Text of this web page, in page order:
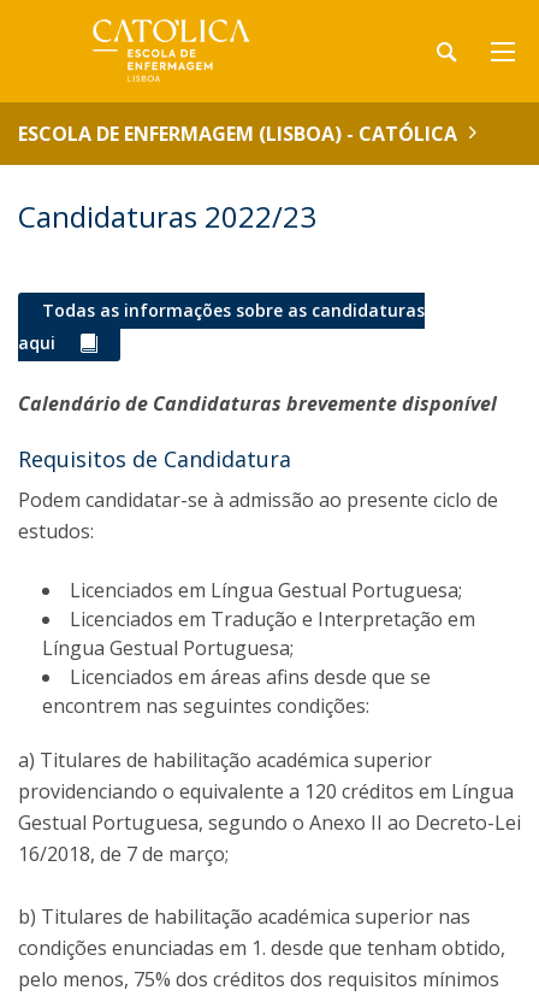
ESCOLA DE ENFERMAGEM (LISBOA) - CATÓLICA
Candidaturas 2022/23
Todas as informações sobre as candidaturas
aqui
Calendário de Candidaturas brevemente disponível
Requisitos de Candidatura
Podem candidatar-se à admissão ao presente ciclo de
estudos:
Licenciados em Língua Gestual Portuguesa;
Licenciados em Tradução e Interpretação em
Língua Gestual Portuguesa;
Licenciados em áreas afins desde que se
encontrem nas seguintes condições:
a) Titulares de habilitação académica superior
providenciando o equivalente a 120 créditos em Língua
Gestual Portuguesa, segundo o Anexo II ao Decreto-Lei
16/2018, de 7 de março;
b) Titulares de habilitação académica superior nas
condições enunciadas em 1. desde que tenham obtido,
pelo menos, 75% dos créditos dos requisitos mínimos